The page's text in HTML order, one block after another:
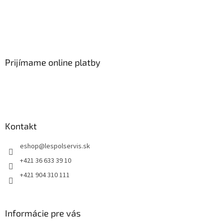
Prijímame online platby
Kontakt
eshop@lespolservis.sk
+421 36 633 39 10
+421 904 310 111
Informácie pre vás